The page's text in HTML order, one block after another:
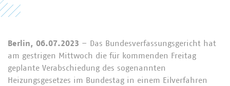
Berlin, 06.07.2023 – Das Bundesverfassungsgericht hat
am gestrigen Mittwoch die für kommenden Freitag
geplante Verabschiedung des sogenannten
Heizungsgesetzes im Bundestag in einem Eilverfahren